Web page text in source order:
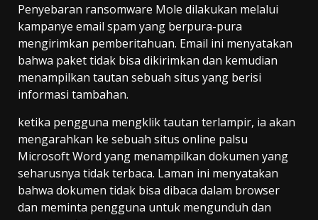
Penyebaran ransomware Mole dilakukan melalui
kampanye email spam yang berpura-pura
mengirimkan pemberitahuan. Email ini menyatakan
bahwa paket tidak bisa dikirimkan dan kemudian
menampilkan tautan sebuah situs yang berisi
informasi tambahan.
ketika pengguna mengklik tautan terlampir, ia akan
mengarahkan ke sebuah situs online palsu
Microsoft Word yang menampilkan dokumen yang
seharusnya tidak terbaca. Laman ini menyatakan
bahwa dokumen tidak bisa dibaca dalam browser
dan meminta pengguna untuk mengunduh dan